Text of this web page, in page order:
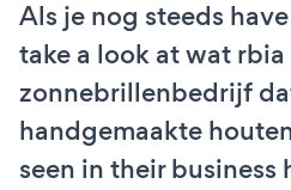
Als je nog steeds
take a look at wat rbia
zonnebrillenbedrijf
handgemaakte
seen in their business